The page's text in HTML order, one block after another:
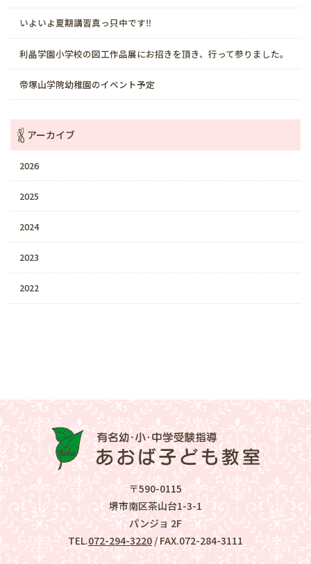
いよいよ夏期講習真っ只中です‼️
利晶学園小学校の図工作品展にお招きを頂き、行って参りました。
帝塚山学院幼稚園のイベント予定
アーカイブ
2026
2025
2024
2023
2022
〒590-0115
堺市南区茶山台1-3-1
パンジョ 2F
TEL.072-294-3220 / FAX.072-284-3111